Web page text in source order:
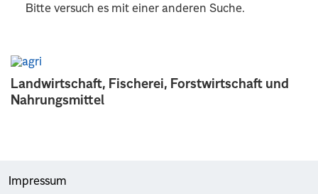
Landwirtschaft, Fischerei, Forstwirtschaft und
Nahrungsmittel
Bitte versuch es mit einer anderen Suche.
Impressum